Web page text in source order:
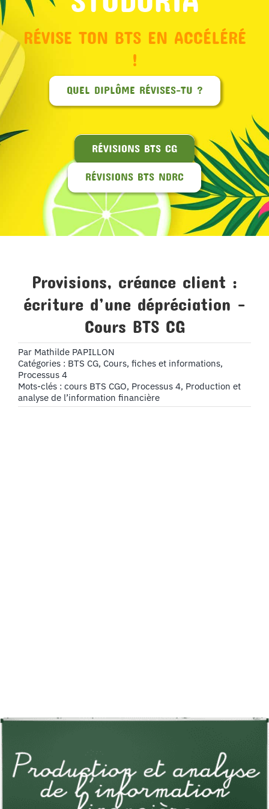
RÉVISE TON BTS EN ACCÉLÉRÉ
!
QUEL DIPLÔME RÉVISES-TU ?
RÉVISIONS BTS CG
RÉVISIONS BTS NDRC
Provisions, créance client :
écriture d’une dépréciation –
Cours BTS CG
Par Mathilde PAPILLON
Catégories : BTS CG, Cours, fiches et informations,
Processus 4
Mots-clés : cours BTS CGO, Processus 4, Production et
analyse de l’information financière